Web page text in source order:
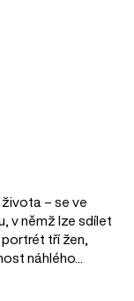
– se ve
v němž lze sdílet
tří žen,
náhlého...